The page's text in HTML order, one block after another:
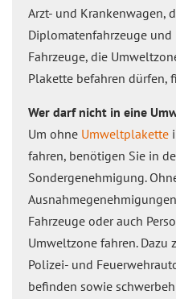
Arzt- und Krankenwagen,
Diplomatenfahrzeuge und
Fahrzeuge, die
Plakette befahren dürfen,
Wer darf nicht in eine
Um ohne Umweltplakette
fahren, benötigen Sie in
Sondergenehmigung.
Fahrzeuge oder auch
Umweltzone fahren. Dazu
Polizei- und
befinden sowie